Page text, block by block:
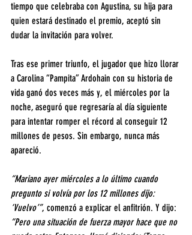
tiempo que celebraba con Agustina, su hija para
quien estará destinado el premio, aceptó sin
dudar la invitación para volver.
Tras ese primer triunfo, el jugador que hizo llorar
a Carolina “Pampita” Ardohain con su historia de
vida ganó dos veces más y, el miércoles por la
noche, aseguró que regresaría al día siguiente
para intentar romper el récord al conseguir 12
millones de pesos. Sin embargo, nunca más
apareció.
“Mariano ayer miércoles a lo último cuando
pregunto si volvía por los 12 millones dijo:
‘Vuelvo’”, comenzó a explicar el anfitrión. Y dijo:
“Pero una situación de fuerza mayor hace que no